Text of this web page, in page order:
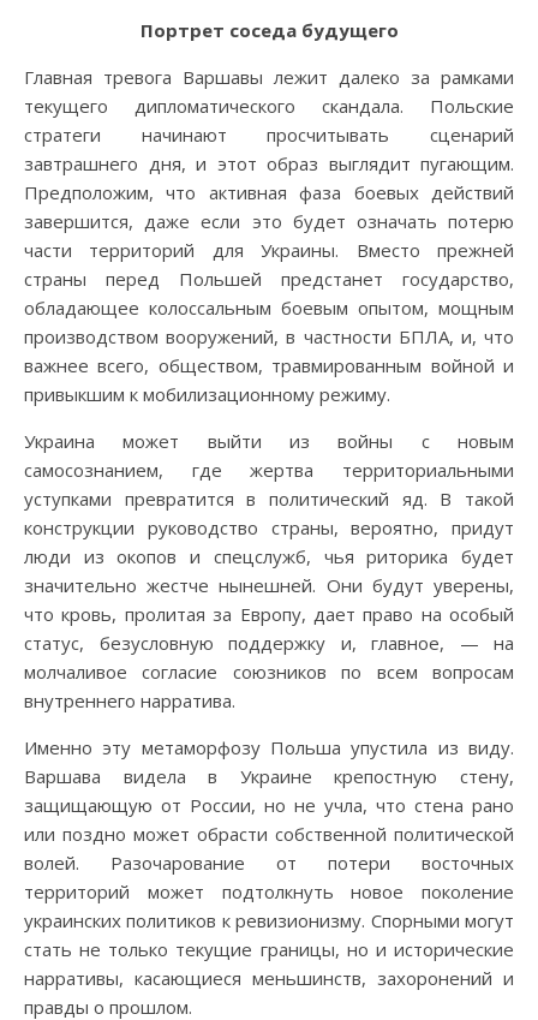
Портрет соседа будущего
Главная тревога Варшавы лежит далеко за рамками
текущего дипломатического скандала. Польские
стратеги начинают просчитывать сценарий
завтрашнего дня, и этот образ выглядит пугающим.
Предположим, что активная фаза боевых действий
завершится, даже если это будет означать потерю
части территорий для Украины. Вместо прежней
страны перед Польшей предстанет государство,
обладающее колоссальным боевым опытом, мощным
производством вооружений, в частности БПЛА, и, что
важнее всего, обществом, травмированным войной и
привыкшим к мобилизационному режиму.
Украина может выйти из войны с новым
самосознанием, где жертва территориальными
уступками превратится в политический яд. В такой
конструкции руководство страны, вероятно, придут
люди из окопов и спецслужб, чья риторика будет
значительно жестче нынешней. Они будут уверены,
что кровь, пролитая за Европу, дает право на особый
статус, безусловную поддержку и, главное, — на
молчаливое согласие союзников по всем вопросам
внутреннего нарратива.
Именно эту метаморфозу Польша упустила из виду.
Варшава видела в Украине крепостную стену,
защищающую от России, но не учла, что стена рано
или поздно может обрасти собственной политической
волей. Разочарование от потери восточных
территорий может подтолкнуть новое поколение
украинских политиков к ревизионизму. Спорными могут
стать не только текущие границы, но и исторические
нарративы, касающиеся меньшинств, захоронений и
правды о прошлом.